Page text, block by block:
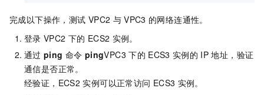
完成以下操作，测试 VPC2 与 VPC3 的网络连通性。
登录 VPC2 下的 ECS2 实例。
通过 ping 命令 pingVPC3 下的 ECS3 实例的 IP 地址，验证
通信是否正常。
经验证，ECS2 实例可以正常访问 ECS3 实例。